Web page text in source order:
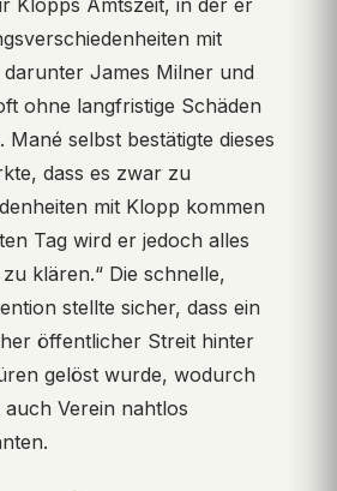
Klopps Amtszeit, in der er
mit
James Milner und
ohne langfristige Schäden
Mané selbst bestätigte dieses
dass es zwar zu
mit Klopp kommen
Tag wird er jedoch alles
klären.“ Die schnelle,
stellte sicher, dass ein
öffentlicher Streit hinter
gelöst wurde, wodurch
Verein nahtlos